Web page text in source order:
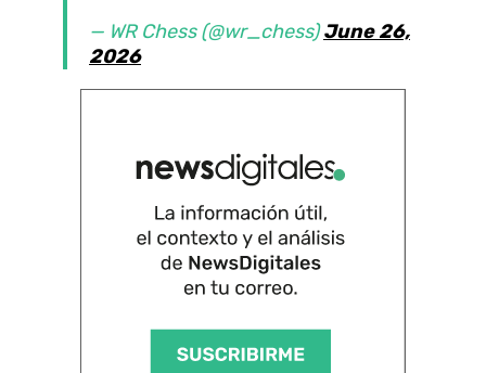
— WR Chess (@wr_chess)June 26,
2026